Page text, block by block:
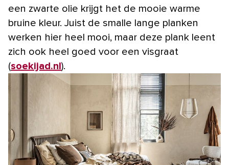
een zwarte olie krijgt het de mooie warme
bruine kleur. Juist de smalle lange planken
werken hier heel mooi, maar deze plank leent
zich ook heel goed voor een visgraat
(soekijad.nl).